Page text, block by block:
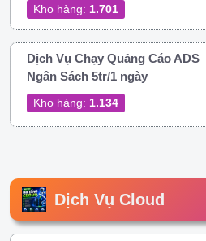
Kho hàng: 1.701
Dịch Vụ Chạy Quảng Cáo ADS
Ngân Sách 5tr/1 ngày
Kho hàng: 1.134
Dịch Vụ Cloud